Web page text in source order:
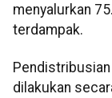
menyalurkan
terdampak.
dilakukan